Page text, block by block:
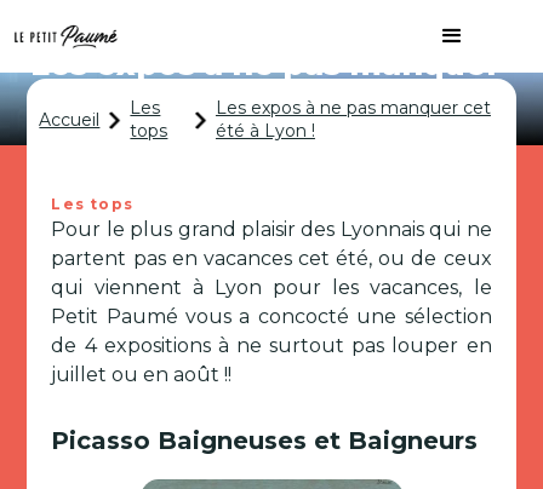
Les expos à ne pas manquer
cet été à Lyon !
Accueil
Les
tops
Les expos à ne pas manquer cet
été à Lyon !
Les tops
Pour le plus grand plaisir des Lyonnais qui ne
partent pas en vacances cet été, ou de ceux
qui viennent à Lyon pour les vacances, le
Petit Paumé vous a concocté une sélection
de 4 expositions à ne surtout pas louper en
juillet ou en août !!
Picasso Baigneuses et Baigneurs